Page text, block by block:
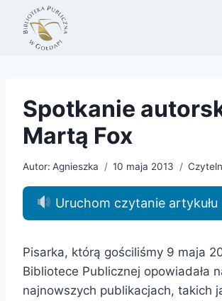
Przejdź
treści
Spotkanie
Martą Fox
Autor: Agnieszka 10 maja 2013
Uruchom czytanie artykułu
Pisarka, którą gościliśmy 9 maja
Bibliotece Publicznej opowiadała
najnowszych publikacjach, takich